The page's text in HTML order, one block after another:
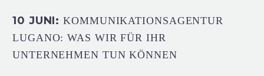
10 JUNI:KOMMUNIKATIONSAGENTUR
LUGANO: WAS WIR FÜR IHR
UNTERNEHMEN TUN KÖNNEN